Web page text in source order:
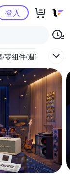
心
登入
/零組件/週邊/遊戲